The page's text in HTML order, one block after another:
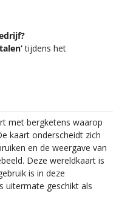
tijdens het
met bergketens waarop
kaart onderscheidt zich
en de weergave van
Deze wereldkaart is
is in deze
uitermate geschikt als